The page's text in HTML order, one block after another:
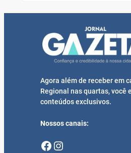
Agora além de receber em
Regional nas quartas, você
conteúdos exclusivos.
Nossos canais:
Facebook Instagram